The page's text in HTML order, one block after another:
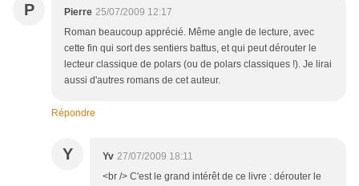
P Pierre 25/07/2009 12:17
Roman beaucoup apprécié. Même angle de lecture, avec
cette fin qui sort des sentiers battus, et qui peut dérouter le
lecteur classique de polars (ou de polars classiques !). Je lirai
aussi d'autres romans de cet auteur.
Répondre
Y Yv 27/07/2009 18:11
<br /> C'est le grand intérêt de ce livre : dérouter le